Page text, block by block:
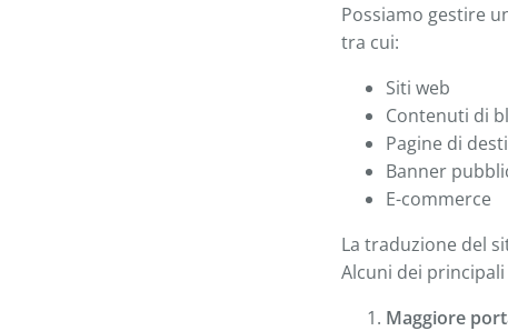
Possiamo gestire
tra cui:
Siti web
Contenuti di
Pagine di
Banner
E-commerce
La traduzione del
Alcuni dei
Maggiore